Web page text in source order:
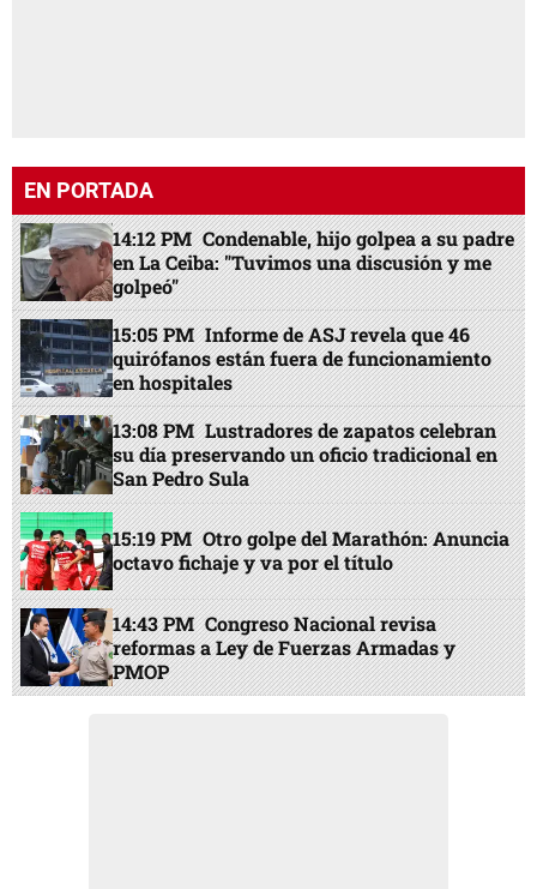
EN PORTADA
14:12 PM Condenable, hijo golpea a su padre
en La Ceiba: "Tuvimos una discusión y me
golpeó"
15:05 PM Informe de ASJ revela que 46
quirófanos están fuera de funcionamiento
en hospitales
13:08 PM Lustradores de zapatos celebran
su día preservando un oficio tradicional en
San Pedro Sula
15:19 PM Otro golpe del Marathón: Anuncia
octavo fichaje y va por el título
14:43 PM Congreso Nacional revisa
reformas a Ley de Fuerzas Armadas y
PMOP